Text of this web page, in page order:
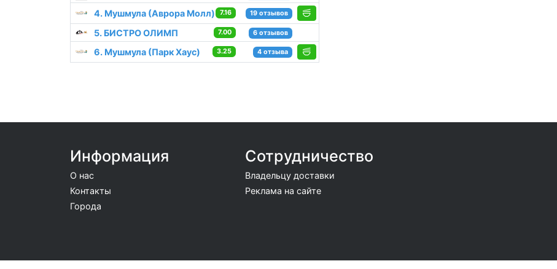
4. Мушмула (Аврора Молл) 7.16 19 отзывов
5. БИСТРО ОЛИМП 7.00 6 отзывов
6. Мушмула (Парк Хаус) 3.25 4 отзыва
Информация
О нас
Контакты
Города
Сотрудничество
Владельцу доставки
Реклама на сайте